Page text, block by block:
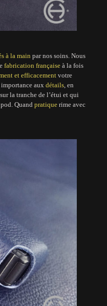
à la main par nos soins. Nous
fabrication française à la fois
et efficacement votre
importance aux détails, en
la tranche de l’étui et qui
Quand pratique rime avec